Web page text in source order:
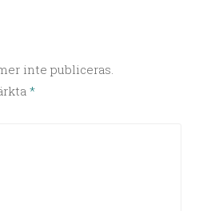
inte publiceras.
*